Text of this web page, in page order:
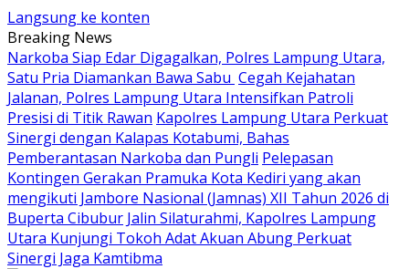
Langsung ke konten
Breaking News
Narkoba Siap Edar Digagalkan, Polres Lampung Utara,
Satu Pria Diamankan Bawa Sabu Cegah Kejahatan
Jalanan, Polres Lampung Utara Intensifkan Patroli
Presisi di Titik Rawan Kapolres Lampung Utara Perkuat
Sinergi dengan Kalapas Kotabumi, Bahas
Pemberantasan Narkoba dan Pungli Pelepasan
Kontingen Gerakan Pramuka Kota Kediri yang akan
mengikuti Jambore Nasional (Jamnas) XII Tahun 2026 di
Buperta Cibubur Jalin Silaturahmi, Kapolres Lampung
Utara Kunjungi Tokoh Adat Akuan Abung Perkuat
Sinergi Jaga Kamtibma